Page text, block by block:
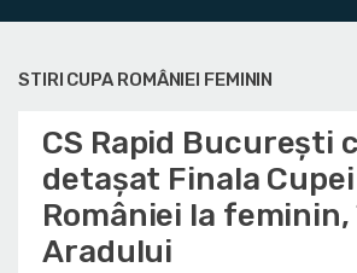
STIRI CUPA ROMÂNIEI FEMININ
CS Rapid București
detașat Finala Cupei
României la
Aradului